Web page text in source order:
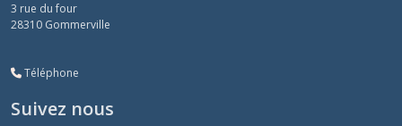
3 rue du four
28310 Gommerville
Téléphone
Suivez nous